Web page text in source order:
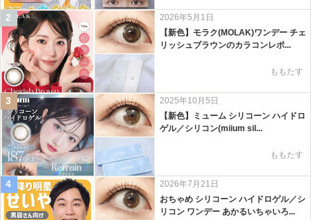
2
2026年5月1日
【新色】モラク(MOLAK)ワンデー チェ
リッシュブラウンのカラコンレポ...
ももたす
3
2025年10月5日
【新色】ミューム シリコーン ハイドロ
ゲル／シリコン(miium sil...
ももたす
4
2026年7月21日
おちゃめ シリコーン ハイドロゲル／シ
リコン ワンデー あかるいちゃいろ...